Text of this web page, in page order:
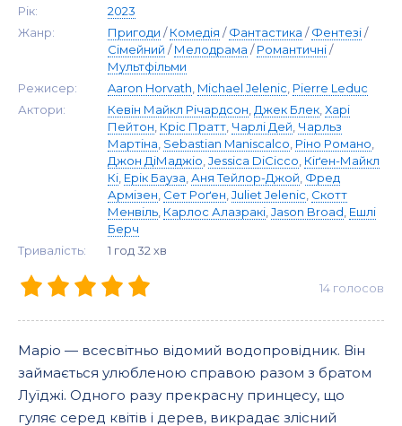
Рік:
2023
Жанр:
Пригоди /Комедія /Фантастика /Фентезі/
Сімейний /Мелодрама /Романтичні/
Мультфільми
Режисер:
Aaron Horvath Michael Jelenic Pierre Leduc
Актори:
Кевін Майкл Річардсон Джек Блeк Харі
Пейтон Кріс Пратт Чарлі Дей Чарльз
Мартіна Sebastian Maniscalco Ріно Романо
Джон ДіМаджіо Jessica DiCicco Кіґен-Майкл
Кі Ерік Бауза Аня Тейлор-Джой Фред
Армізен Сет Роґен Juliet Jelenic Скотт
Менвіль Карлос Алазракі Jason Broad Ешлі
Берч
Тривалість:
1 год 32 хв
14 голосов
Маріо — всесвітньо відомий водопровідник. Він
займається улюбленою справою разом з братом
Луїджі. Одного разу прекрасну принцесу, що
гуляє серед квітів і дерев, викрадає злісний